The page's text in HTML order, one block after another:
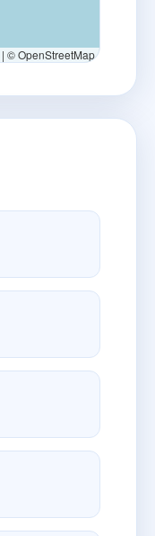
| © OpenStreetMap